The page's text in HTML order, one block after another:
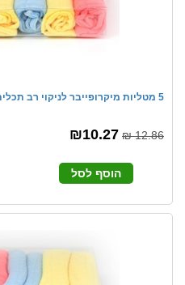
5 מטליות מיקרופייבר לניקוי רב תכליתי 30X30
12.86 ₪
₪10.27
הוסף לסל